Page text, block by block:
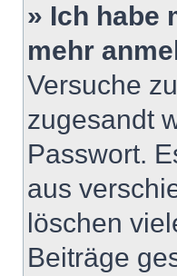
» Ich habe
mehr
Versuche
zugesandt
Passwort.
aus
löschen
Beiträge